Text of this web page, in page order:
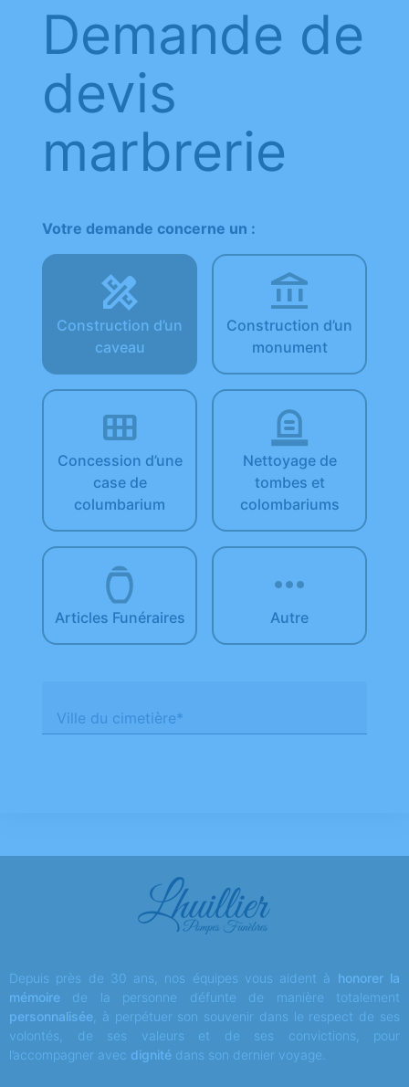
Demande de
devis
marbrerie
Votre demande concerne un :
Construction d’un
caveau
Construction d’un
monument
Concession d’une
case de
columbarium
Nettoyage de
tombes et
colombariums
Articles Funéraires Autre
Ville du cimetière*
Depuis près de 30 ans, nos équipes vous aident à honorer la
mémoire de la personne défunte de manière totalement
personnalisée , à perpétuer son souvenir dans le respect de ses
volontés, de ses valeurs et de ses convictions, pour
l’accompagner avec dignité dans son dernier voyage.